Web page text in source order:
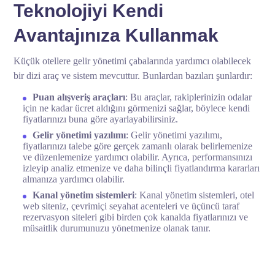
Teknolojiyi Kendi
Avantajınıza Kullanmak
Küçük otellere gelir yönetimi çabalarında yardımcı olabilecek
bir dizi araç ve sistem mevcuttur. Bunlardan bazıları şunlardır:
Puan alışveriş araçları: Bu araçlar, rakiplerinizin odalar
için ne kadar ücret aldığını görmenizi sağlar, böylece kendi
fiyatlarınızı buna göre ayarlayabilirsiniz.
Gelir yönetimi yazılımı: Gelir yönetimi yazılımı,
fiyatlarınızı talebe göre gerçek zamanlı olarak belirlemenize
ve düzenlemenize yardımcı olabilir. Ayrıca, performansınızı
izleyip analiz etmenize ve daha bilinçli fiyatlandırma kararları
almanıza yardımcı olabilir.
Kanal yönetim sistemleri: Kanal yönetim sistemleri, otel
web siteniz, çevrimiçi seyahat acenteleri ve üçüncü taraf
rezervasyon siteleri gibi birden çok kanalda fiyatlarınızı ve
müsaitlik durumunuzu yönetmenize olanak tanır.